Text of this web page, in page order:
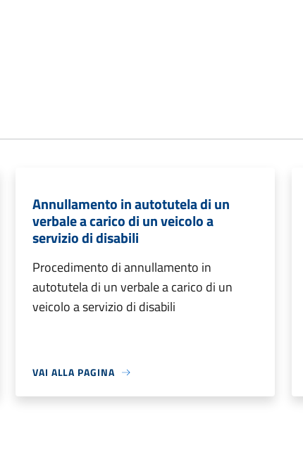
Annullamento in autotutela di un
verbale a carico di un veicolo a
servizio di disabili
Procedimento di annullamento in
autotutela di un verbale a carico di un
veicolo a servizio di disabili
VAI ALLA PAGINA